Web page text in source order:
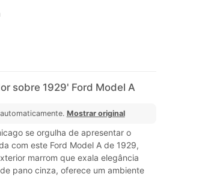
sobre 1929' Ford Model A
Mostrar original
se orgulha de apresentar o
com este Ford Model A de 1929,
marrom que exala elegância
pano cinza, oferece um ambiente